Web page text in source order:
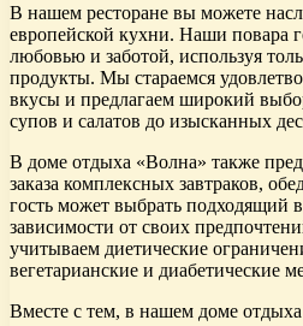
В нашем ресторане вы можете
европейской кухни. Наши повара
любовью и заботой, используя
продукты. Мы стараемся
вкусы и предлагаем широкий
супов и салатов до изысканных
В доме отдыха «Волна» также
заказа комплексных завтраков,
гость может выбрать подходящий
зависимости от своих
учитываем диетические
вегетарианские и диабетические
Вместе с тем, в нашем доме